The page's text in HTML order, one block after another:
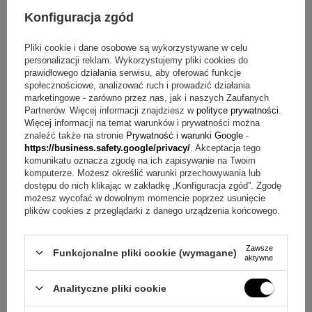
środku i na zewnątrz
Pojemność: 350 ml
Wymiary produktu: 21 cm x 7.5 cm
W skład zestawu wchodzi
Kubek termiczny
Grawerunek bez limitu znaków - z uwzględnieniem
możliwości technicznych produktu (tylko z jednej strony)
Możliwość grawerowania prostych grafik / logo
Tekturowe pudełko producenta
Najczęściej zadawane pytania o kubek termiczny na
kawę
Odpowiedź:
Pokrywka ma wygodny system push open / close, dzięki
Odpowiedź:
Konfiguracja zgód
Pliki cookie i dane osobowe są wykorzystywane w celu
personalizacji reklam. Wykorzystujemy pliki cookies do
prawidłowego działania serwisu, aby oferować funkcje
społecznościowe, analizować ruch i prowadzić działania
marketingowe - zarówno przez nas, jak i naszych Zaufanych
Partnerów. Więcej informacji znajdziesz w polityce prywatności
Więcej informacji na temat warunków i prywatności można
znaleźć także na stronie Prywatność i warunki Google -
https://business.safety.google/privacy/ . Akceptacja tego
komunikatu oznacza zgodę na ich zapisywanie na Twoim
komputerze. Możesz określić warunki przechowywania lub
dostępu do nich klikając w zakładkę „Konfiguracja zgód”. Zgodę
możesz wycofać w dowolnym momencie poprzez usunięcie
plików cookies z przeglądarki z danego urządzenia końcowego.
Funkcjonalne pliki cookie (wymagane)
Zawsze
aktywne
Analityczne pliki cookie